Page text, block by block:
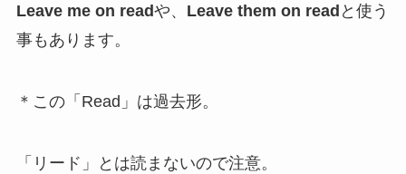
Leave me on readや、 Leave them on read と使う
事もあります。
＊ この「Read」は過去形。
「リード」とは読まないので注意。